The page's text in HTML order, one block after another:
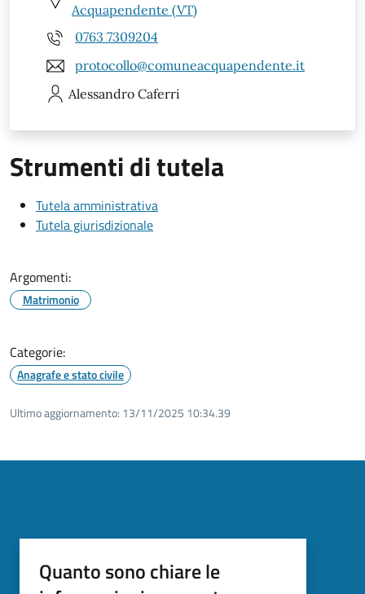
Acquapendente (VT)
0763 7309204
protocollo@comuneacquapendente.it
Alessandro Caferri
Strumenti di tutela
Tutela amministrativa
Tutela giurisdizionale
Argomenti:
Matrimonio
Categorie:
Anagrafe e stato civile
Ultimo aggiornamento: 13/11/2025 10:34.39
Quanto sono chiare le